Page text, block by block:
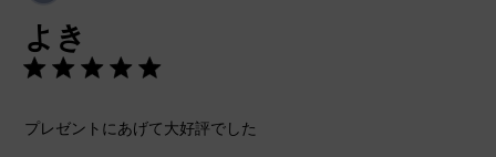
よき
プレゼントにあげて大好評でした